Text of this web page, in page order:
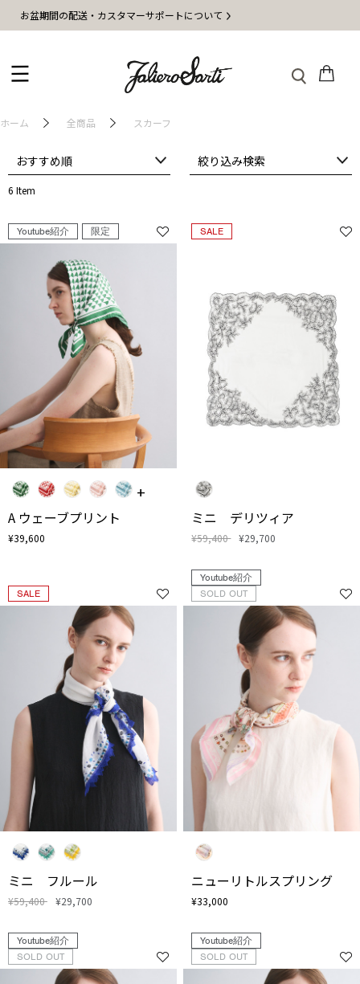
お盆期間の配送・カスタマーサポートについて
ホーム 全商品 スカーフ
おすすめ順 絞り込み検索
6 Item
Youtube紹介 限定
A ウェーブプリント
¥39,600
SALE
ミニ デリツィア
¥59,400 ¥29,700
SALE
ミニ フルール
¥59,400 ¥29,700
Youtube紹介
SOLD OUT
ニューリトルスプリング
¥33,000
Youtube紹介
SOLD OUT
Youtube紹介
SOLD OUT